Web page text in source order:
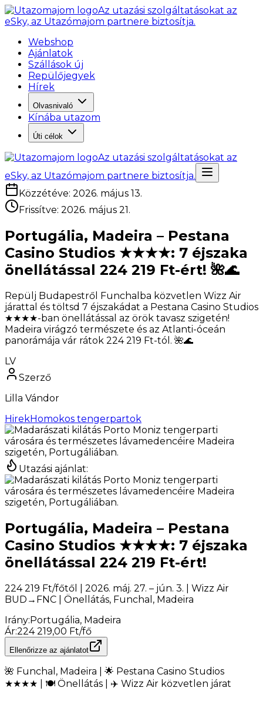
Az utazási szolgáltatásokat az
eSky, az Utazómajom partnere biztosítja.
Webshop
Ajánlatok
Szállások új
Repülőjegyek
Hírek
Olvasnivaló
Kínába utazom
Úti célok
Az utazási szolgáltatásokat az
eSky, az Utazómajom partnere biztosítja.
Közzétéve: 2026. május 13.
Frissítve: 2026. május 21.
Portugália, Madeira – Pestana
Casino Studios ★★★★: 7 éjszaka
önellátással 224 219 Ft-ért! 🌺🌊
Repülj Budapestről Funchalba közvetlen Wizz Air
járattal és töltsd 7 éjszakádat a Pestana Casino Studios
★★★★-ban önellátással az örök tavasz szigetén!
Madeira virágzó természete és az Atlanti-óceán
panorámája vár rátok 224 219 Ft-tól. 🌺🌊
LV
Szerző
Lilla Vándor
HirekHomokos tengerpartok
Utazási ajánlat:
Portugália, Madeira – Pestana
Casino Studios ★★★★: 7 éjszaka
önellátással 224 219 Ft-ért!
224 219 Ft/főtől | 2026. máj. 27. – jún. 3. | Wizz Air
BUD→FNC | Önellátás, Funchal, Madeira
Irány:Portugália, Madeira
Ár:224 219,00 Ft/fő
Ellenőrizze az ajánlatot
🌺 Funchal, Madeira | 🌟 Pestana Casino Studios
★★★★ | 🍽️ Önellátás | ✈️ Wizz Air közvetlen járat